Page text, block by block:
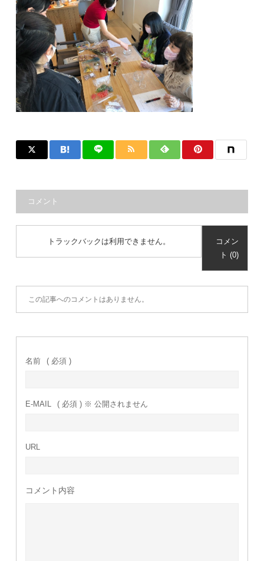
コメント
トラックバックは利用できません。
コメン
ト (0)
この記事へのコメントはありません。
名前 ( 必須 )
E-MAIL ( 必須 ) ※ 公開されません
URL
コメント内容